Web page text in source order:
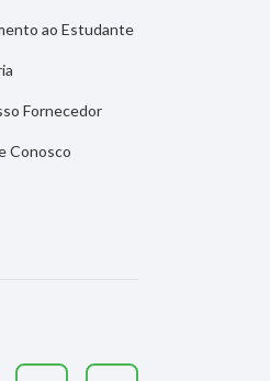
ao Estudante
Fornecedor
Conosco